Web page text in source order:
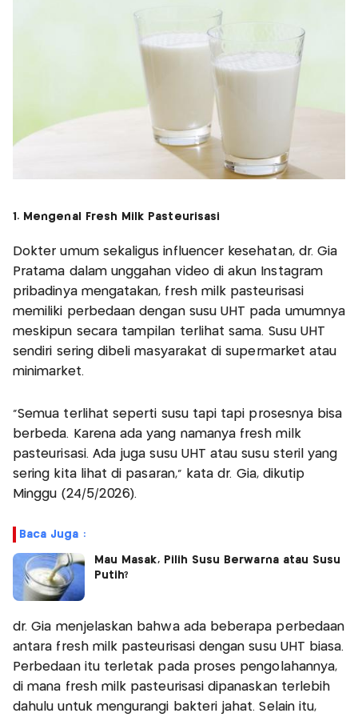
1. Mengenal Fresh Milk Pasteurisasi
Dokter umum sekaligus influencer kesehatan, dr. Gia
Pratama dalam unggahan video di akun Instagram
pribadinya mengatakan, fresh milk pasteurisasi
memiliki perbedaan dengan susu UHT pada umumnya
meskipun secara tampilan terlihat sama. Susu UHT
sendiri sering dibeli masyarakat di supermarket atau
minimarket.
“Semua terlihat seperti susu tapi tapi prosesnya bisa
berbeda. Karena ada yang namanya fresh milk
pasteurisasi. Ada juga susu UHT atau susu steril yang
sering kita lihat di pasaran,” kata dr. Gia, dikutip
Minggu (24/5/2026).
Baca Juga :
Mau Masak, Pilih Susu Berwarna atau Susu
Putih?
dr. Gia menjelaskan bahwa ada beberapa perbedaan
antara fresh milk pasteurisasi dengan susu UHT biasa.
Perbedaan itu terletak pada proses pengolahannya,
di mana fresh milk pasteurisasi dipanaskan terlebih
dahulu untuk mengurangi bakteri jahat. Selain itu,